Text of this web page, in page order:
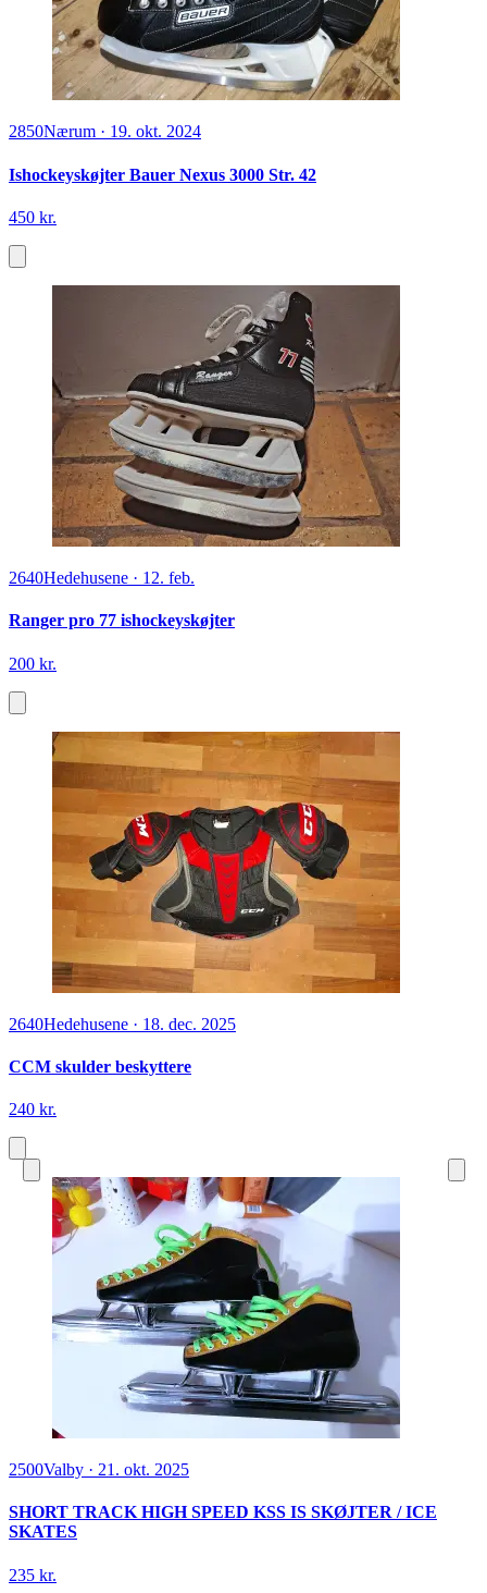
2850Nærum · 19. okt. 2024
Ishockeyskøjter Bauer Nexus 3000 Str. 42
450 kr.
2640Hedehusene · 12. feb.
Ranger pro 77 ishockeyskøjter
200 kr.
2640Hedehusene · 18. dec. 2025
CCM skulder beskyttere
240 kr.
2500Valby · 21. okt. 2025
SHORT TRACK HIGH SPEED KSS IS SKØJTER / ICE
SKATES
235 kr.